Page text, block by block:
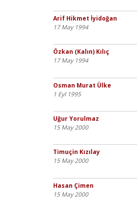
Arif Hikmet İyidoğan
17 May 1994
Özkan (Kalın) Kılıç
17 May 1994
Osman Murat Ülke
1 Eyl 1995
Uğur Yorulmaz
15 May 2000
Timuçin Kızılay
15 May 2000
Hasan Çimen
15 May 2000